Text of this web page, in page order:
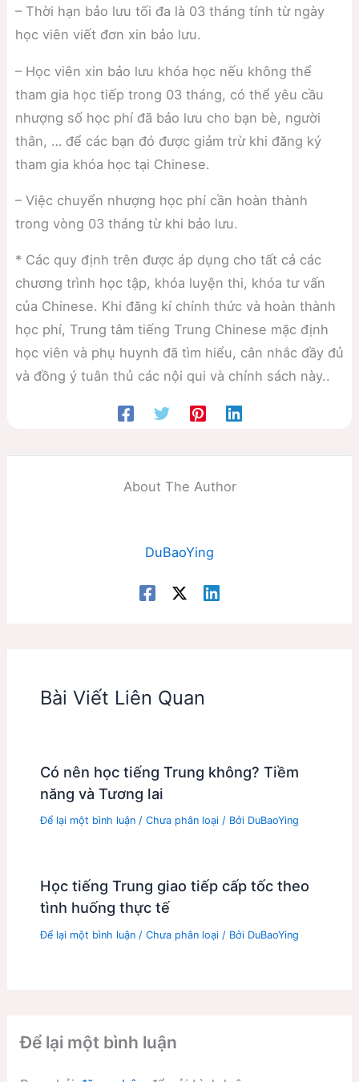
– Thời hạn bảo lưu tối đa là 03 tháng tính từ ngày
học viên viết đơn xin bảo lưu.
– Học viên xin bảo lưu khóa học nếu không thể
tham gia học tiếp trong 03 tháng, có thể yêu cầu
nhượng số học phí đã bảo lưu cho bạn bè, người
thân, … để các bạn đó được giảm trừ khi đăng ký
tham gia khóa học tại Chinese.
– Việc chuyển nhượng học phí cần hoàn thành
trong vòng 03 tháng từ khi bảo lưu.
* Các quy định trên được áp dụng cho tất cả các
chương trình học tập, khóa luyện thi, khóa tư vấn
của Chinese. Khi đăng kí chính thức và hoàn thành
học phí, Trung tâm tiếng Trung Chinese mặc định
học viên và phụ huynh đã tìm hiểu, cân nhắc đầy đủ
và đồng ý tuân thủ các nội qui và chính sách này..
About The Author
DuBaoYing
Bài Viết Liên Quan
Có nên học tiếng Trung không? Tiềm
năng và Tương lai
Để lại một bình luận / Chưa phân loại/ Bởi DuBaoYing
Học tiếng Trung giao tiếp cấp tốc theo
tình huống thực tế
Để lại một bình luận / Chưa phân loại/ Bởi DuBaoYing
Để lại một bình luận